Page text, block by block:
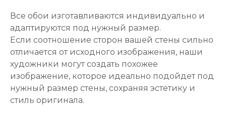
Все обои изготавливаются индивидуально и
адаптируются под нужный размер.
Если соотношение сторон вашей стены сильно
отличается от исходного изображения, наши
художники могут создать похожее
изображение, которое идеально подойдет под
нужный размер стены, сохраняя эстетику и
стиль оригинала.